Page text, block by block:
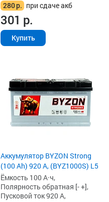
280р. при сдаче акб
301 р.
Купить
Аккумулятор BYZON Strong
(100 Ah) 920 А, (BYZ1000S) L5
Ёмкость 100 А·ч,
Полярность обратная [- +],
Пусковой ток 920 А,